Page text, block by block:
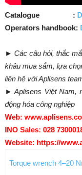
Catalogue :
Operators handbook:
► Các câu hỏi, thắc
khâu mua sắm, lựa
liên hệ với Aplisens
► Aplisens Việt Nam,
động hóa công nghiệp
Web:
INO Sales: 028
Website: https://
Torque wrench 4–20